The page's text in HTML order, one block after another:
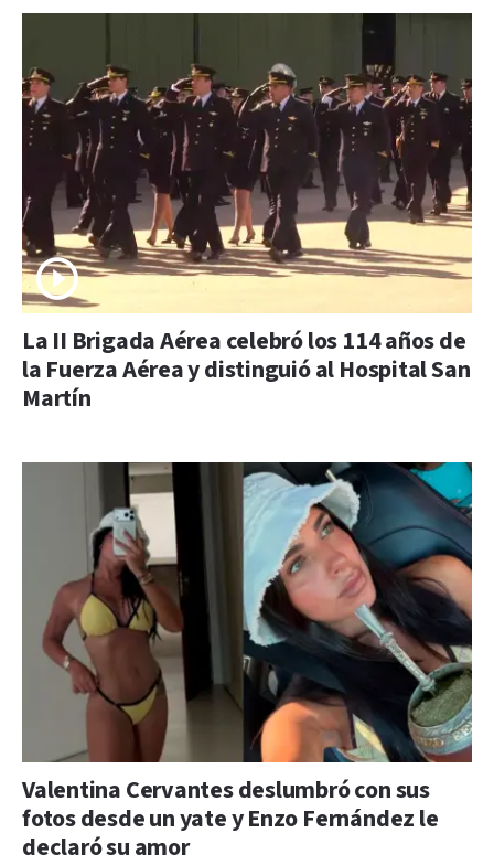
La II Brigada Aérea celebró los 114 años de
la Fuerza Aérea y distinguió al Hospital San
Martín
Valentina Cervantes deslumbró con sus
fotos desde un yate y Enzo Fernández le
declaró su amor